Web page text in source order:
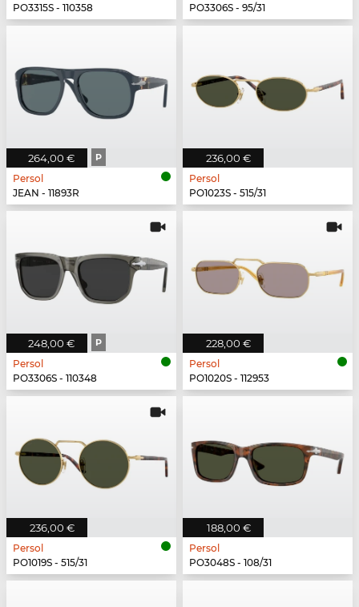
PO3315S - 110358
PO3306S - 95/31
264,00 € P
Persol
JEAN - 11893R
236,00 €
Persol
PO1023S - 515/31
248,00 € P
Persol
PO3306S - 110348
228,00 €
Persol
PO1020S - 112953
236,00 €
Persol
PO1019S - 515/31
188,00 €
Persol
PO3048S - 108/31